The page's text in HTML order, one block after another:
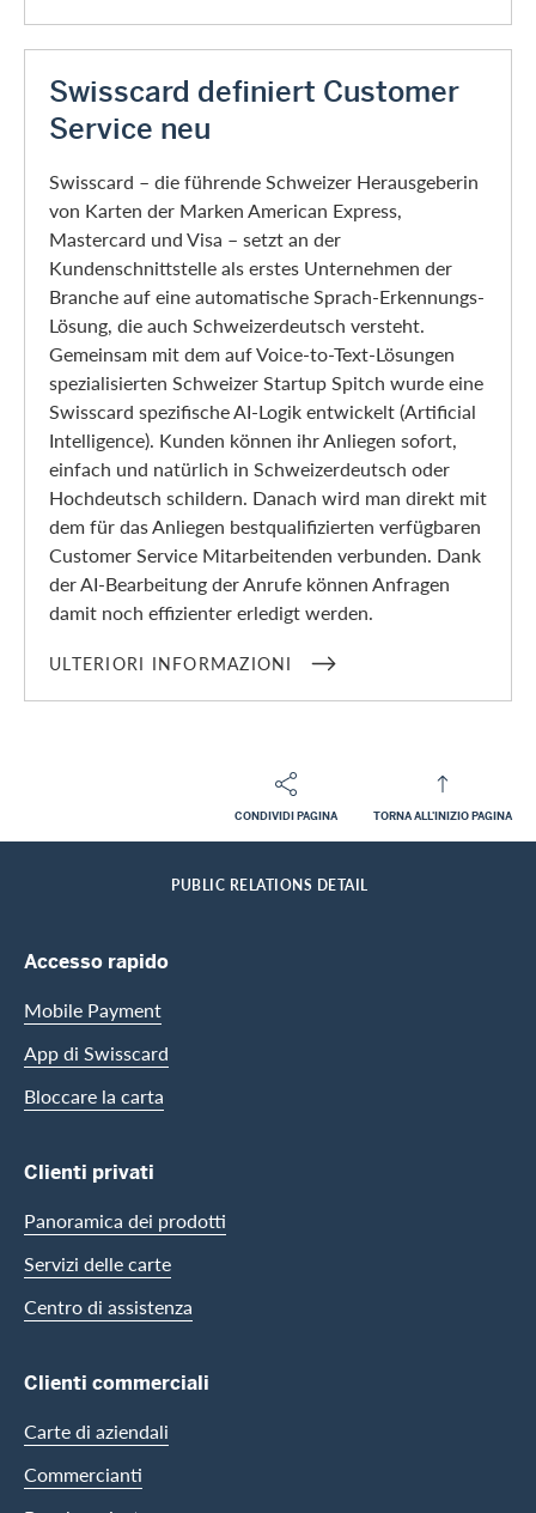
Swisscard definiert Customer
Service neu
Swisscard – die führende Schweizer Herausgeberin
von Karten der Marken American Express,
Mastercard und Visa – setzt an der
Kundenschnittstelle als erstes Unternehmen der
Branche auf eine automatische Sprach-Erkennungs-
Lösung, die auch Schweizerdeutsch versteht.
Gemeinsam mit dem auf Voice-to-Text-Lösungen
spezialisierten Schweizer Startup Spitch wurde eine
Swisscard spezifische AI-Logik entwickelt (Artificial
Intelligence). Kunden können ihr Anliegen sofort,
einfach und natürlich in Schweizerdeutsch oder
Hochdeutsch schildern. Danach wird man direkt mit
dem für das Anliegen bestqualifizierten verfügbaren
Customer Service Mitarbeitenden verbunden. Dank
der AI-Bearbeitung der Anrufe können Anfragen
damit noch effizienter erledigt werden.
ULTERIORI INFORMAZIONI
CONDIVIDI PAGINA TORNA ALL'INIZIO PAGINA
Footer
PUBLIC RELATIONS DETAIL
Footer Navigation
Accesso rapido
Mobile Payment
App di Swisscard
Bloccare la carta
Clienti privati
Panoramica dei prodotti
Servizi delle carte
Centro di assistenza
Clienti commerciali
Carte di aziendali
Commercianti